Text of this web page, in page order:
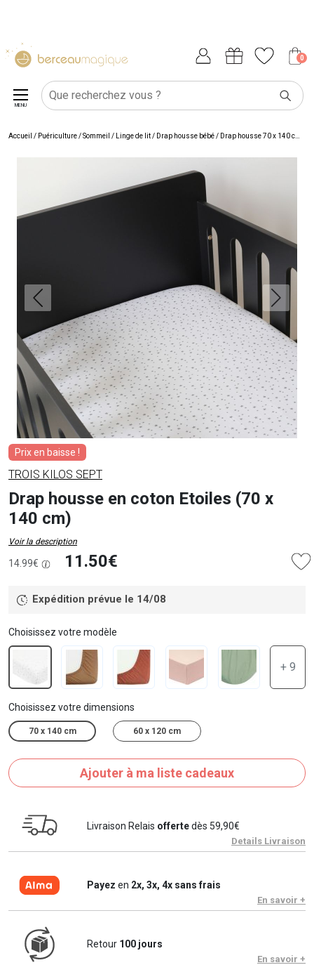
0
MENU
Accueil / Puériculture/Sommeil / Linge de lit/ Drap housse bébé/ Drap housse 70 x 140 cm
Prix en baisse !
TROIS KILOS SEPT
Drap housse en coton Etoiles (70 x
140 cm)
Voir la description
14.99€ 11.50€
Expédition prévue le 14/08
Choisissez votre modèle
+ 9
Choisissez votre dimensions
70 x 140 cm 60 x 120 cm
Ajouter à ma liste cadeaux
Livraison Relais offertedès 59,90€
Details Livraison
Payez en 2x, 3x, 4x sans frais
En savoir +
Retour 100 jours
En savoir +